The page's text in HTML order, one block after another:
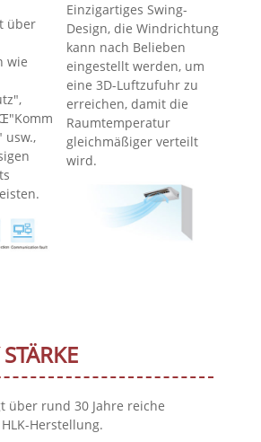
über
wie
usw.,
Einzigartiges Swing-
Design, die Windrichtung
kann nach Belieben
eingestellt werden, um
eine 3D-Luftzufuhr zu
erreichen, damit die
Raumtemperatur
gleichmäßiger verteilt
wird.
über rund 30 Jahre reiche
Herstellung.